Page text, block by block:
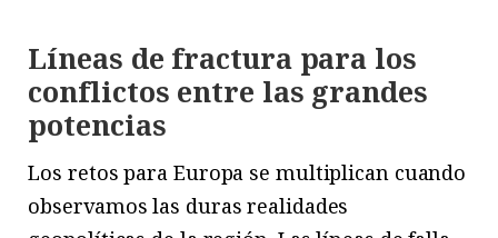
Líneas de fractura para los
conflictos entre las grandes
potencias
Los retos para Europa se multiplican cuando
observamos las duras realidades